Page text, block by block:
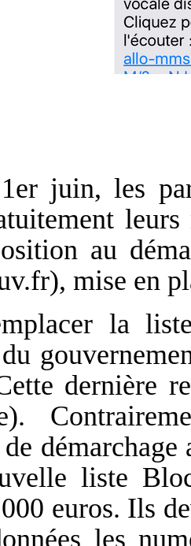
juin, les
au
mise en
la
dernière
de
liste
euros. Ils
les